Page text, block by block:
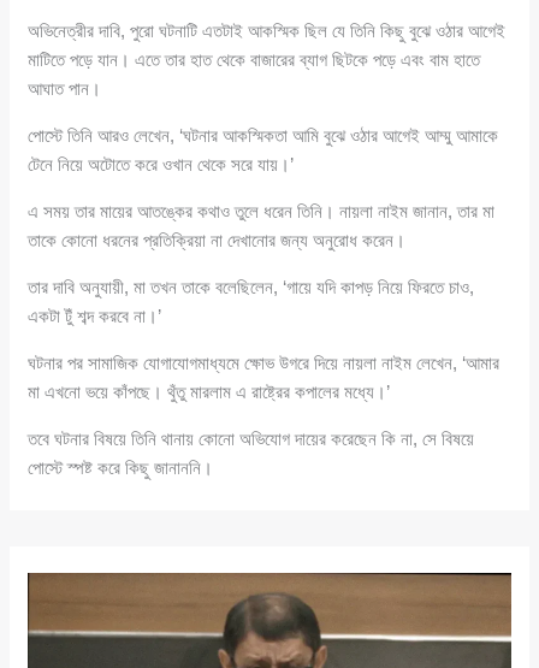
অভিনেত্রীর দাবি, পুরো ঘটনাটি এতটাই আকস্মিক ছিল যে তিনি কিছু বুঝে ওঠার আগেই
মাটিতে পড়ে যান। এতে তার হাত থেকে বাজারের ব্যাগ ছিটকে পড়ে এবং বাম হাতে
আঘাত পান।
পোস্টে তিনি আরও লেখেন, ‘ঘটনার আকস্মিকতা আমি বুঝে ওঠার আগেই আম্মু আমাকে
টেনে নিয়ে অটোতে করে ওখান থেকে সরে যায়।’
এ সময় তার মায়ের আতঙ্কের কথাও তুলে ধরেন তিনি। নায়লা নাইম জানান, তার মা
তাকে কোনো ধরনের প্রতিক্রিয়া না দেখানোর জন্য অনুরোধ করেন।
তার দাবি অনুযায়ী, মা তখন তাকে বলেছিলেন, ‘গায়ে যদি কাপড় নিয়ে ফিরতে চাও,
একটা টুঁ শব্দ করবে না।’
ঘটনার পর সামাজিক যোগাযোগমাধ্যমে ক্ষোভ উগরে দিয়ে নায়লা নাইম লেখেন, ‘আমার
মা এখনো ভয়ে কাঁপছে। থুঁতু মারলাম এ রাষ্ট্রের কপালের মধ্যে।’
তবে ঘটনার বিষয়ে তিনি থানায় কোনো অভিযোগ দায়ের করেছেন কি না, সে বিষয়ে
পোস্টে স্পষ্ট করে কিছু জানাননি।